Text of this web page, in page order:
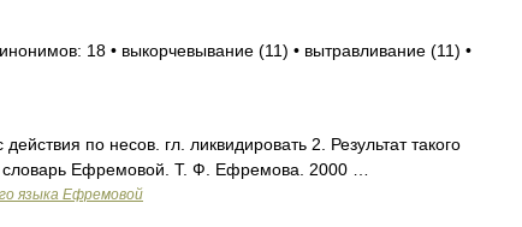
18 • выкорчевывание (11) • вытравливание (11) •
по несов. гл. ликвидировать 2. Результат такого
словарь Ефремовой. Т. Ф. Ефремова. 2000 …
языка Ефремовой